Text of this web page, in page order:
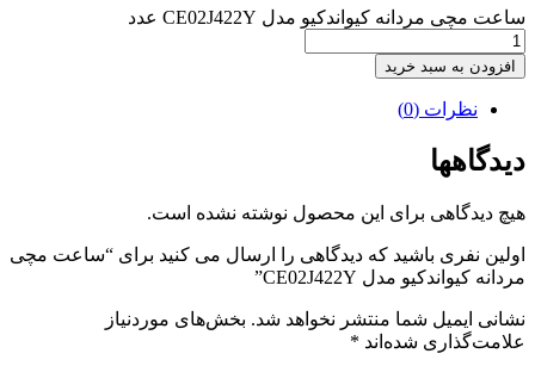
ساعت مچی مردانه کیواندکیو مدل CE02J422Y عدد
افزودن به سبد خرید
نظرات (0)
دیدگاهها
هیچ دیدگاهی برای این محصول نوشته نشده است.
اولین نفری باشید که دیدگاهی را ارسال می کنید برای “ساعت مچی
مردانه کیواندکیو مدل CE02J422Y”
نشانی ایمیل شما منتشر نخواهد شد. بخش‌های موردنیاز
علامت‌گذاری شده‌اند *